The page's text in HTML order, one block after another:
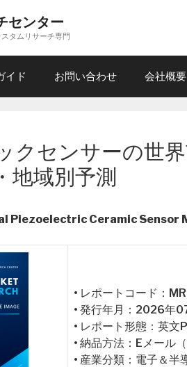
センター
タムリサーチ専門
イド お問い合わせ 会社概要
クセンサーの世
地域別予測
Piezoelectric Ceramic Sensor
• レポートコード：
• 発行年月：2026年
• レポート形態：英文
• 納品方法：Eメール
• 産業分類：電子＆半